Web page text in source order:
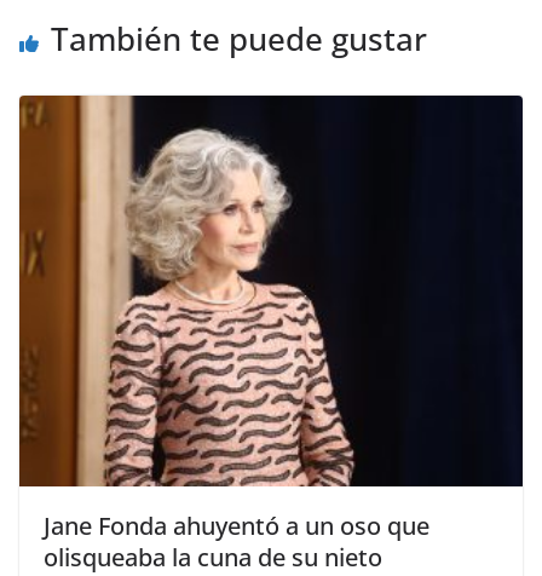
También te puede gustar
​Jane Fonda ahuyentó a un oso que
olisqueaba la cuna de su nieto